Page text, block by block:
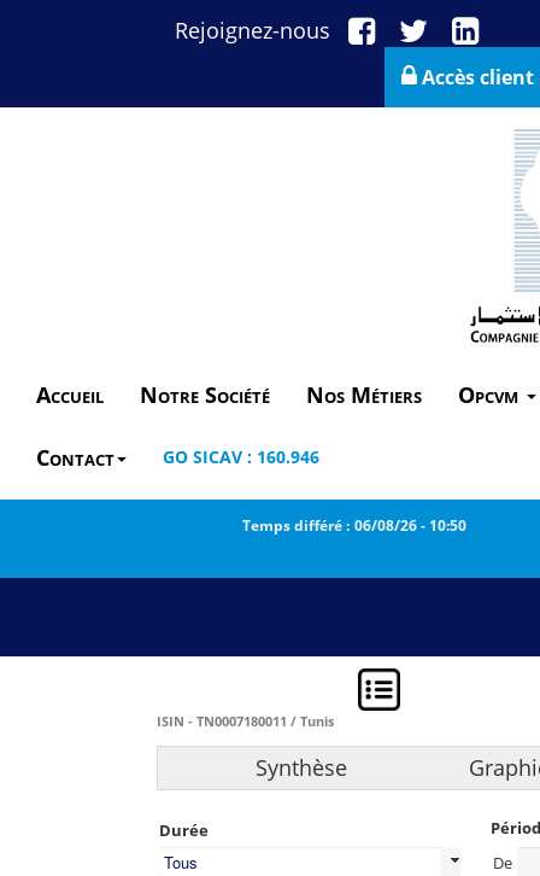
Rejoignez-nous
Accès client
Accueil Notre Société Nos Métiers Opcvm
Contact GO SICAV : 160.946
Temps différé : 06/08/26- 10:50
ISIN - TN0007180011 / Tunis
Synthèse
Durée
Tous
De